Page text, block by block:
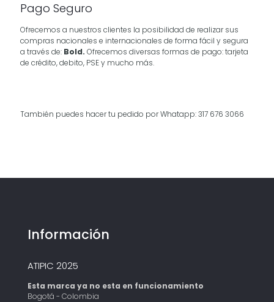
Pago Seguro
Ofrecemos a nuestros clientes la posibilidad de realizar sus
compras nacionales e internacionales de forma fácil y segura
a través de: Bold. Ofrecemos diversas formas de pago: tarjeta
de crédito, debito, PSE y mucho más.
También puedes hacer tu pedido por Whatapp: 317 676 3066
Información
ATIPIC 2025
Esta marca ya no esta en funcionamiento
Bogotá - Colombia